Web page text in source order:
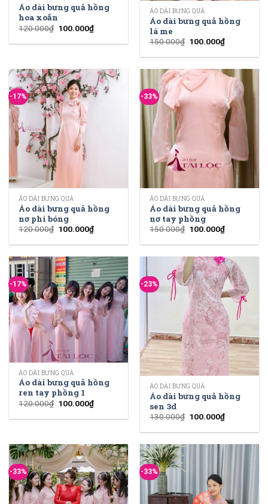
Áo dài bưng quả hồng
hoa xoắn
120.000₫ 100.000₫
ÁO DÀI BƯNG QUẢ
Áo dài bưng quả hồng
lá me
150.000₫ 100.000₫
-17%
ÁO DÀI BƯNG QUẢ
Áo dài bưng quả hồng
nơ phi bóng
120.000₫ 100.000₫
-33%
ÁO DÀI BƯNG QUẢ
Áo dài bưng quả hồng
nơ tay phồng
150.000₫ 100.000₫
-17%
ÁO DÀI BƯNG QUẢ
Áo dài bưng quả hồng
ren tay phồng 1
120.000₫ 100.000₫
-23%
ÁO DÀI BƯNG QUẢ
Áo dài bưng quả hồng
sen 3d
130.000₫ 100.000₫
-33% -33%